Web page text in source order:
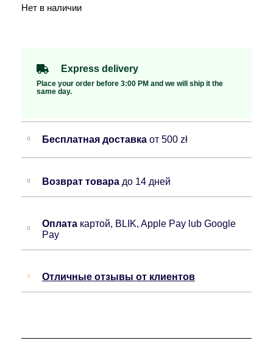
Нет в наличии
Express delivery
Place your order before 3:00 PM and we will ship it the
same day.
Бесплатная доставка от 500 zł
Возврат товара до 14 дней
Оплата картой, BLIK, Apple Pay lub Google
Pay
Отличные отзывы от клиентов